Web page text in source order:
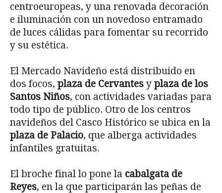
centroeuropeas, y una renovada decoración
e iluminación con un novedoso entramado
de luces cálidas para fomentar su recorrido
y su estética.
El Mercado Navideño está distribuido en
dos focos, plaza de Cervantesy plaza de los
Santos Niños, con actividades variadas para
todo tipo de público. Otro de los centros
navideños del Casco Histórico se ubica en la
plaza de Palacio, que alberga actividades
infantiles gratuitas.
El broche final lo pone la cabalgata de
Reyes, en la que participarán las peñas de